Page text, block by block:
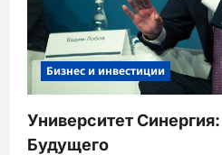
Бизнес и инвестиции
Университет
Будущего